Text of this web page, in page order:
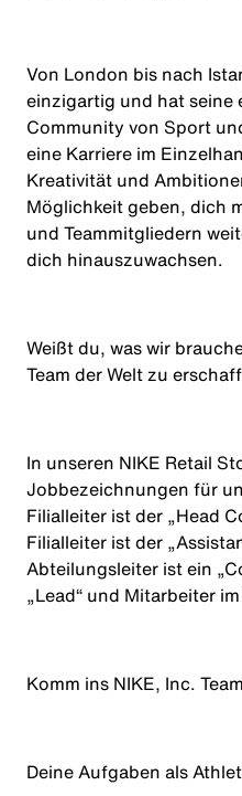
Von London bis nach
einzigartig und hat seine
Community von Sport
eine Karriere im
Kreativität und
Möglichkeit geben, dich
und Teammitgliedern
dich hinauszuwachsen.
Weißt du, was wir
Team der Welt zu
In unseren NIKE Retail
Jobbezeichnungen für
Filialleiter ist der „Head
Filialleiter ist der
Abteilungsleiter ist ein
„Lead“ und Mitarbeiter
Komm ins NIKE, Inc.
Deine Aufgaben als